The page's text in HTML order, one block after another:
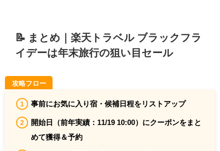
📝 まとめ｜楽天トラベル ブラックフラ
イデーは年末旅行の狙い目セール
攻略フロー
事前にお気に入り宿・候補日程をリストアップ
開始日（前年実績：11/19 10:00）にクーポンをまと
めて獲得＆予約